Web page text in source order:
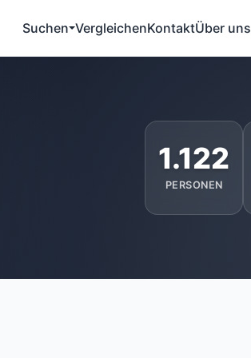
Suchen VergleichenKontaktÜber uns
1.122
PERSONEN